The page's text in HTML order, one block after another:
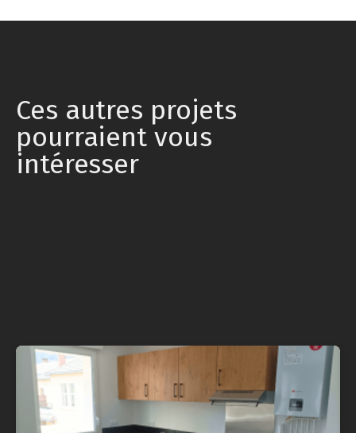
Ces autres projets
pourraient vous
intéresser